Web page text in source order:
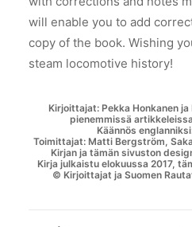
will enable you to add
copy of the book. Wishing
steam locomotive history!
Kirjoittajat: Pekka Honkanen
pienemmissä
Käännös
Toimittajat: Matti Bergström,
Kirjan ja tämän sivuston
Kirja julkaistu elokuussa 2017,
© Kirjoittajat ja Suomen